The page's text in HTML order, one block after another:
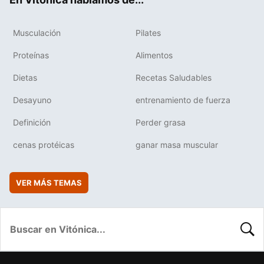
Musculación Pilates
Proteínas Alimentos
Dietas Recetas Saludables
Desayuno entrenamiento de fuerza
Definición Perder grasa
cenas protéicas ganar masa muscular
VER MÁS TEMAS